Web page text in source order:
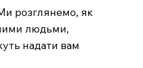
розглянемо, як
людьми,
надати вам